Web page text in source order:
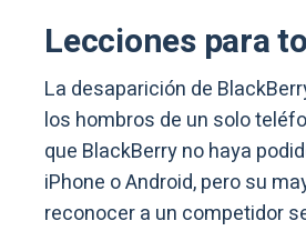
Leccionespara
La desaparición de
los hombros de un solo
que BlackBerry no haya
iPhone o Android, pero su
reconocer a un competidor